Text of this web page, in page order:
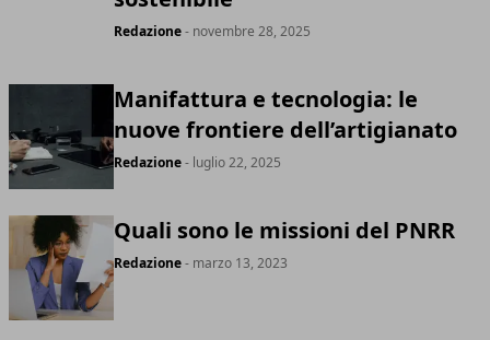
Redazione- novembre 28, 2025
Manifattura e tecnologia: le
nuove frontiere dell’artigianato
Redazione- luglio 22, 2025
Quali sono le missioni del PNRR
Redazione- marzo 13, 2023